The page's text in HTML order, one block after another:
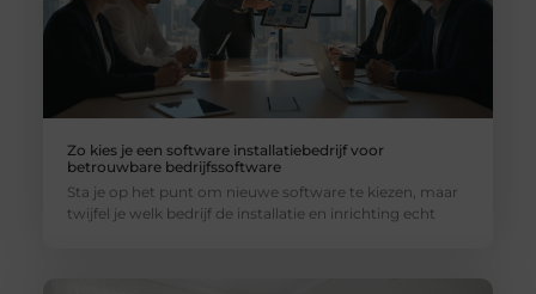
Zo kies je een software installatiebedrijf voor
betrouwbare bedrijfssoftware
Sta je op het punt om nieuwe software te kiezen, maar
twijfel je welk bedrijf de installatie en inrichting echt